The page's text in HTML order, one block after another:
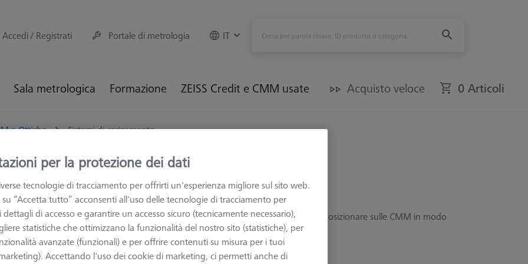
Accedi / Registrati Portale di metrologia IT
Sala metrologica Formazione ZEISS Credit e CMM usate Acquisto veloce 0 Articoli
e Ottiche Sistemi di caricamento
di caricamento
caricamento facilitato ZEISS, studiati per permettere agli operatori di caricare e posizionare sulle CMM in modo
ergonomico i particolari da controllare.
per la protezione dei dati
tecnologie di tracciamento per offrirti un'esperienza migliore sul sito web.
su “Accetta tutto” acconsenti all'uso delle tecnologie di tracciamento per
dettagli di accesso e garantire un accesso sicuro (tecnicamente necessario),
statistiche che ottimizzano la funzionalità del nostro sito (statistiche), per
avanzate (funzionali) e per offrire contenuti su misura per i tuoi
Accettando l'uso dei cookie di marketing, ci permetti anche di